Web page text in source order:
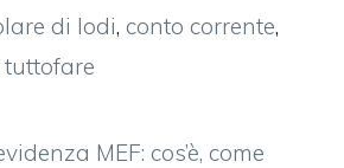
di lodi, conto corrente,
tuttofare
MEF: cos’è, come